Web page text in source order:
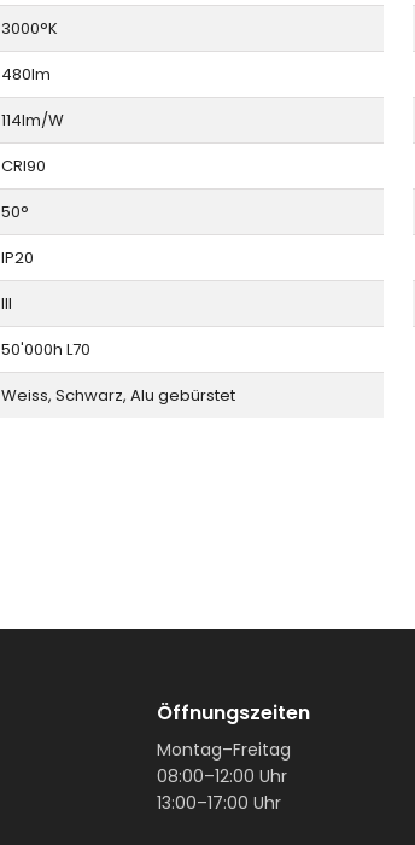
3000°K
480lm
114lm/W
CRI90
50°
IP20
III
50'000h L70
Weiss, Schwarz, Alu gebürstet
Öffnungszeiten
Montag–Freitag
08:00–12:00 Uhr
13:00–17:00 Uhr